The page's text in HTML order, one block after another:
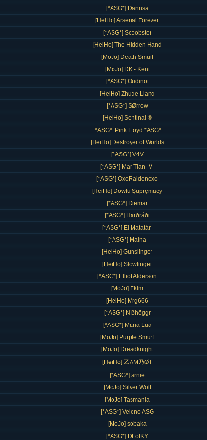
[*ASG*] Dannsa
[HeiHo] Arsenal Forever
[*ASG*] Scoobster
[HeiHo] The Hidden Hand
[MoJo] Death Smurf
[MoJo] DK - Kent
[*ASG*] Oudinot
[HeiHo] Zhuge Liang
[*ASG*] SØrrow
[HeiHo] Sentinal ®
[*ASG*] Pink Floyd *ASG*
[HeiHo] Destroyer of Worlds
[*ASG*] V4V
[*ASG*] Mar Tian -V-
[*ASG*] OxoRaidenoxo
[HeiHo] Ðowfu Şupręmacy
[*ASG*] Diemar
[*ASG*] Harðráði
[*ASG*] El Matatán
[*ASG*] Maina
[HeiHo] Gunslinger
[HeiHo] Slowfinger
[*ASG*] Elliot Alderson
[MoJo] Ekim
[HeiHo] Mrg666
[*ASG*] Níðhöggr
[*ASG*] Maria Lua
[MoJo] Purple Smurf
[MoJo] Dreadknight
[HeiHo] 乙ΛM乃ØT
[*ASG*] arnie
[MoJo] Silver Wolf
[MoJo] Tasmania
[*ASG*] Veleno ASG
[MoJo] sobaka
[*ASG*] DLofKY